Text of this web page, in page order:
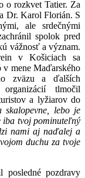
o rozkvet Tatier. Za
Dr. Karol Florián. S
ale srdečnými
spolok pred
vážnosť a význam.
v Košiciach sa
mene Maďarského
zväzu a ďalších
tlmočil
a lyžiarov do
skalopevne, lebo je
iba tvoj pominuteľný
nami aj naďalej a
duchu za tvoje
posledné pozdravy